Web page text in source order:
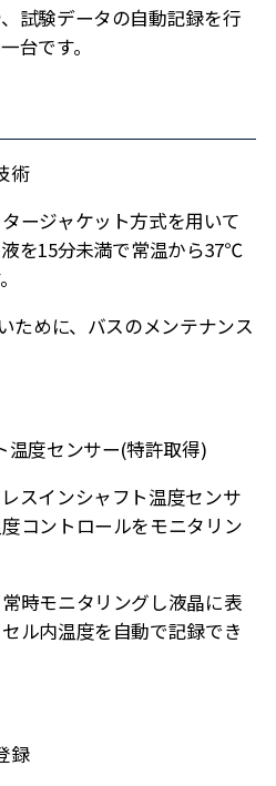
試験データの自動記録を行
台です。
術
ージャケット方式を用いて
を15分未満で常温から37℃
ために、バスのメンテナンス
温度センサー(特許取得)
スインシャフト温度センサ
コントロールをモニタリン
時モニタリングし液晶に表
ル内温度を自動で記録でき
録